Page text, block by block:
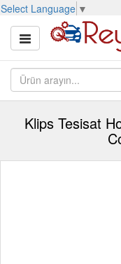
Select Language ▼
Klips Tesisat